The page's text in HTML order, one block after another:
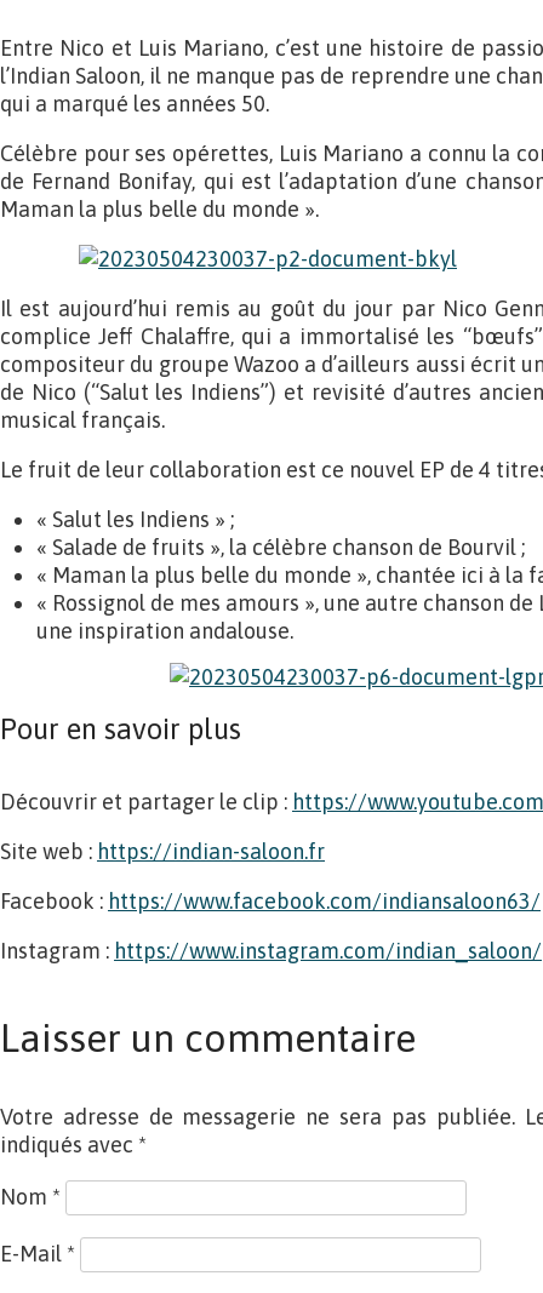
Entre Nico et Luis Mariano, c’est une histoire de
l’Indian Saloon, il ne manque pas de reprendre une
qui a marqué les années 50.
Célèbre pour ses opérettes, Luis Mariano a connu la
de Fernand Bonifay, qui est l’adaptation d’une
Maman la plus belle du monde ».
Il est aujourd’hui remis au goût du jour par Nico
complice Jeff Chalaffre, qui a immortalisé les “bœufs”
compositeur du groupe Wazoo a d’ailleurs aussi écrit
de Nico (“Salut les Indiens”) et revisité d’autres
musical français.
Le fruit de leur collaboration est ce nouvel EP de 4
« Salut les Indiens » ;
« Salade de fruits », la célèbre chanson de Bourvil ;
« Maman la plus belle du monde », chantée ici à la
« Rossignol de mes amours », une autre chanson
une inspiration andalouse.
Pour en savoir plus
Découvrir et partager le clip : https://
Site web : https://indian-saloon.fr
Facebook : https://www.facebook.com/indiansaloon63/
Instagram : https://www.instagram.com/indian_saloon/
Laisser un commentaire
Votre adresse de messagerie ne sera pas publiée.
indiqués avec *
Nom *
E-Mail *